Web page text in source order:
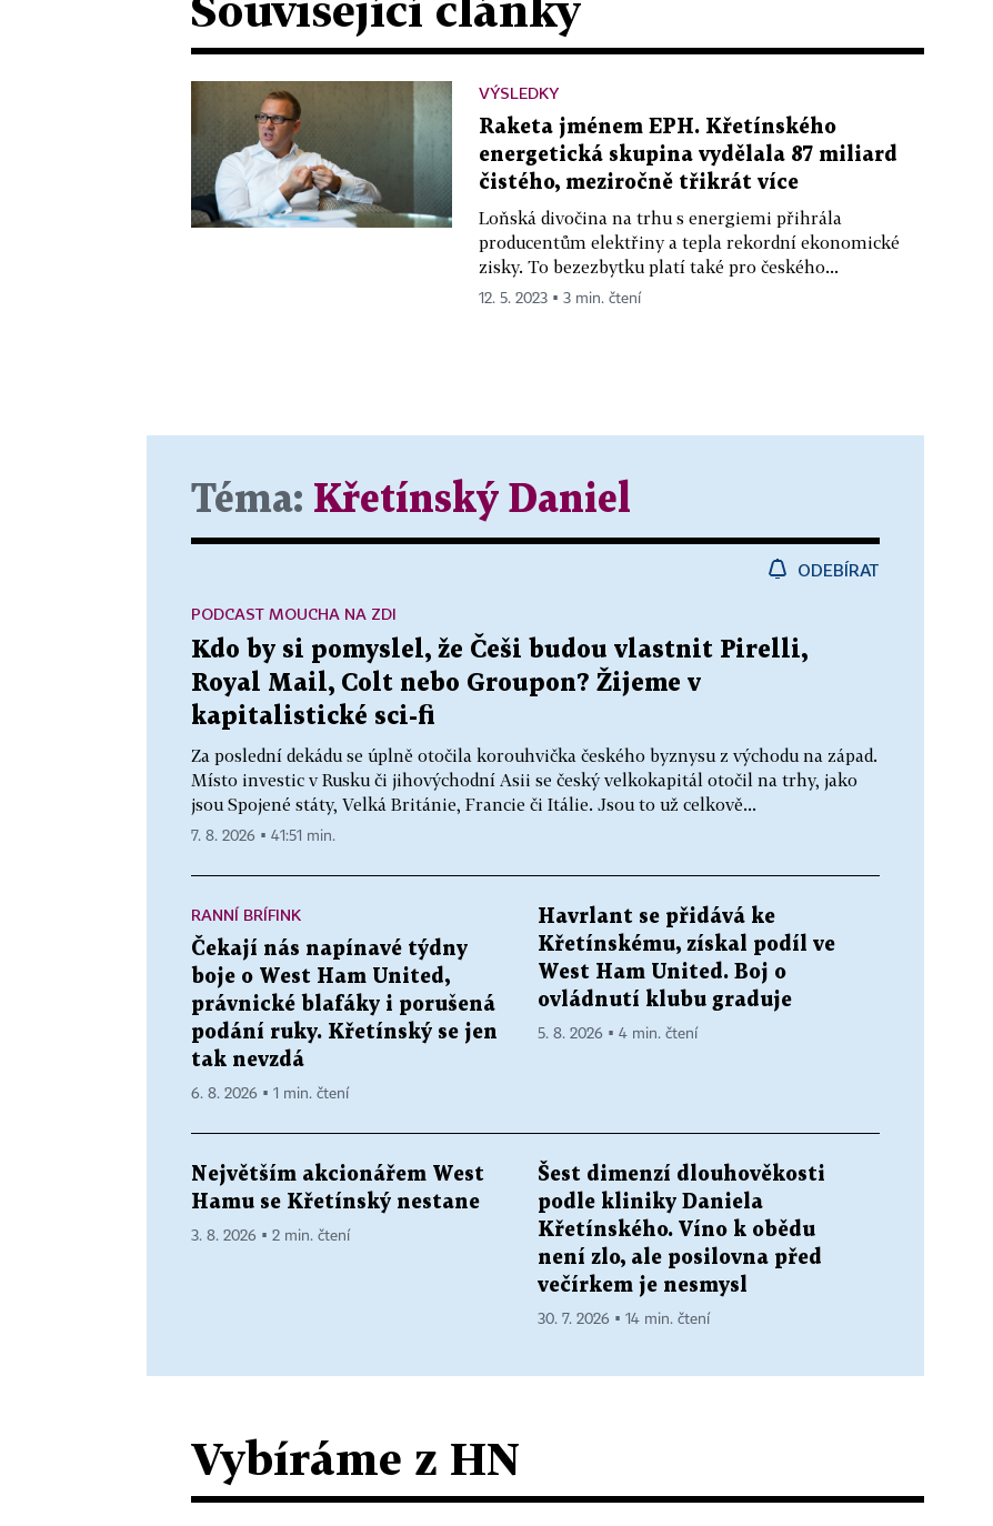
VÝSLEDKY
Raketa jménem EPH. Křetínského
energetická skupina vydělala 87 miliard
čistého, meziročně třikrát více
Loňská divočina na trhu s energiemi přihrála
producentům elektřiny a tepla rekordní ekonomické
zisky. To bezezbytku platí také pro českého...
12. 5. 2023 ▪ 3 min. čtení
Téma: Křetínský Daniel
ODEBÍRAT
Kdo by si pomyslel, že Češi budou vlastnit Pirelli,
Royal Mail, Colt nebo Groupon? Žijeme v
kapitalistické sci-fi
Za poslední dekádu se úplně otočila korouhvička českého byznysu z východu na západ.
Místo investic v Rusku či jihovýchodní Asii se český velkokapitál otočil na trhy, jako
jsou Spojené státy, Velká Británie, Francie či Itálie. Jsou to už celkově...
PODCAST MOUCHA NA ZDI
7. 8. 2026 ▪ 41:51 min.
RANNÍ BRÍFINK
Čekají nás napínavé týdny
boje o West Ham United,
právnické blafáky i porušená
podání ruky. Křetínský se jen
tak nevzdá
6. 8. 2026 ▪ 1 min. čtení
Havrlant se přidává ke
Křetínskému, získal podíl ve
West Ham United. Boj o
ovládnutí klubu graduje
5. 8. 2026 ▪ 4 min. čtení
Největším akcionářem West
Hamu se Křetínský nestane
3. 8. 2026 ▪ 2 min. čtení
Šest dimenzí dlouhověkosti
podle kliniky Daniela
Křetínského. Víno k obědu
není zlo, ale posilovna před
večírkem je nesmysl
30. 7. 2026 ▪ 14 min. čtení
Vybíráme z HN